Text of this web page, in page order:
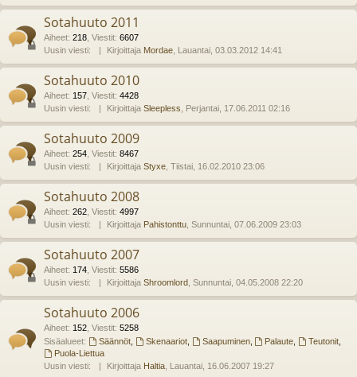
Sotahuuto 2011
Aiheet: 218 Viestit: 6607
Uusin viesti:
Kirjoittaja Mordae , Lauantai, 03.03.2012 14:41
Sotahuuto 2010
Aiheet: 157 Viestit: 4428
Uusin viesti:
Kirjoittaja Sleepless , Perjantai, 17.06.2011 02:16
Sotahuuto 2009
Aiheet: 254 Viestit: 8467
Uusin viesti:
Kirjoittaja Styxe , Tiistai, 16.02.2010 23:06
Sotahuuto 2008
Aiheet: 262 Viestit: 4997
Uusin viesti:
Kirjoittaja Pahistonttu , Sunnuntai, 07.06.2009 23:03
Sotahuuto 2007
Aiheet: 174 Viestit: 5586
Uusin viesti:
Kirjoittaja Shroomlord , Sunnuntai, 04.05.2008 22:20
Sotahuuto 2006
Aiheet: 152 Viestit: 5258
Sisäalueet:
Säännöt, Skenaariot, Saapuminen, Palaute Teutonit
Puola-Liettua
Uusin viesti:
Kirjoittaja Haltia , Lauantai, 16.06.2007 19:27